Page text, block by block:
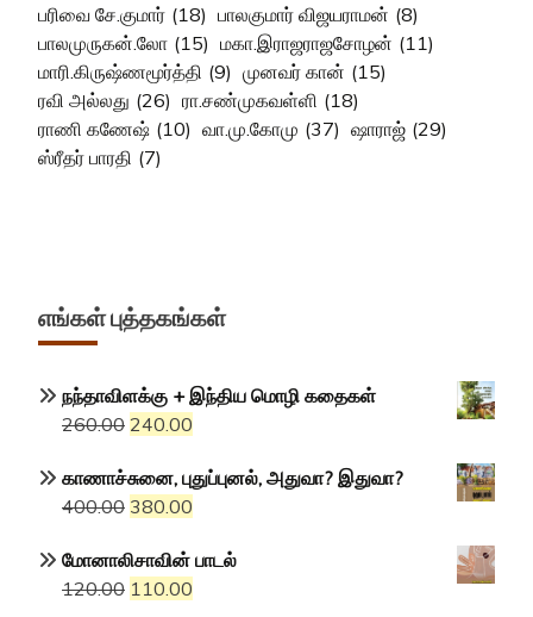
பரிவை சே.குமார் (18) பாலகுமார் விஜயராமன் (8)
பாலமுருகன்.லோ (15) மகா.இராஜராஜசோழன் (11)
மாரி.கிருஷ்ணமூர்த்தி (9) முனவர் கான் (15)
ரவி அல்லது (26) ரா.சண்முகவள்ளி (18)
ராணி கணேஷ் (10) வா.மு.கோமு (37) ஷாராஜ் (29)
ஸ்ரீதர் பாரதி (7)
எங்கள் புத்தகங்கள்
நந்தாவிளக்கு + இந்திய மொழி கதைகள்
260.00 Original
was:
₹260.00.
240.00
is:
காணாச்சுனை, புதுப்புனல், அதுவா? இதுவா?
400.00 Original
was:
₹400.00.
380.00
is:
மோனாலிசாவின் பாடல்
120.00 Original
110.00